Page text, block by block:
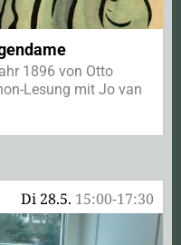
1896 von Otto
Lesung mit Jo van
Di 28.5. 15:00-17:30